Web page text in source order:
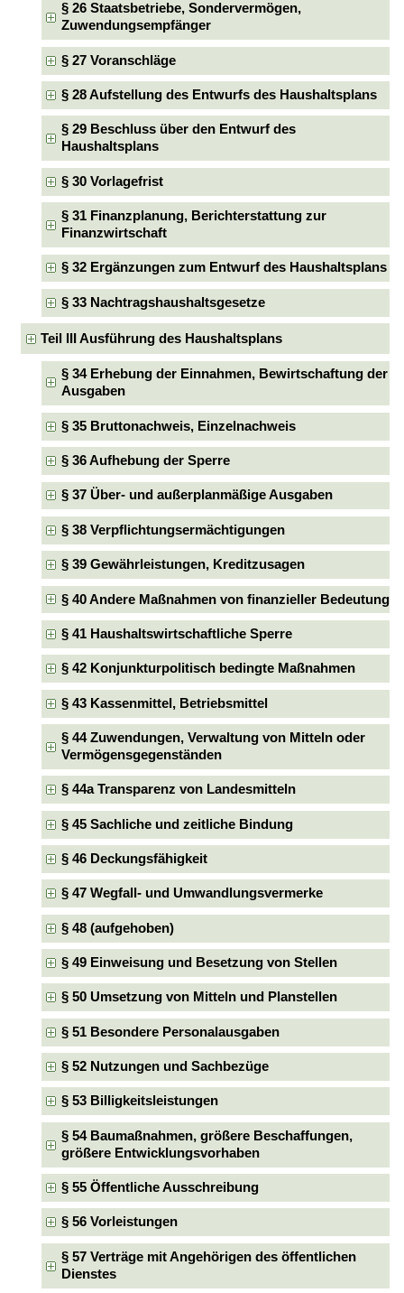
§ 26 Staatsbetriebe, Sondervermögen,
Zuwendungsempfänger
§ 27 Voranschläge
§ 28 Aufstellung des Entwurfs des Haushaltsplans
§ 29 Beschluss über den Entwurf des
Haushaltsplans
§ 30 Vorlagefrist
§ 31 Finanzplanung, Berichterstattung zur
Finanzwirtschaft
§ 32 Ergänzungen zum Entwurf des Haushaltsplans
§ 33 Nachtragshaushaltsgesetze
Teil III Ausführung des Haushaltsplans
§ 34 Erhebung der Einnahmen, Bewirtschaftung der
Ausgaben
§ 35 Bruttonachweis, Einzelnachweis
§ 36 Aufhebung der Sperre
§ 37 Über- und außerplanmäßige Ausgaben
§ 38 Verpflichtungsermächtigungen
§ 39 Gewährleistungen, Kreditzusagen
§ 40 Andere Maßnahmen von finanzieller Bedeutung
§ 41 Haushaltswirtschaftliche Sperre
§ 42 Konjunkturpolitisch bedingte Maßnahmen
§ 43 Kassenmittel, Betriebsmittel
§ 44 Zuwendungen, Verwaltung von Mitteln oder
Vermögensgegenständen
§ 44a Transparenz von Landesmitteln
§ 45 Sachliche und zeitliche Bindung
§ 46 Deckungsfähigkeit
§ 47 Wegfall- und Umwandlungsvermerke
§ 48 (aufgehoben)
§ 49 Einweisung und Besetzung von Stellen
§ 50 Umsetzung von Mitteln und Planstellen
§ 51 Besondere Personalausgaben
§ 52 Nutzungen und Sachbezüge
§ 53 Billigkeitsleistungen
§ 54 Baumaßnahmen, größere Beschaffungen,
größere Entwicklungsvorhaben
§ 55 Öffentliche Ausschreibung
§ 56 Vorleistungen
§ 57 Verträge mit Angehörigen des öffentlichen
Dienstes